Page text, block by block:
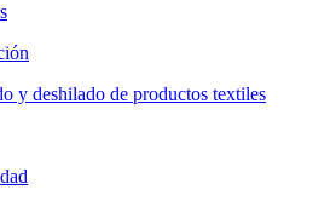
y deshilado de productos textiles